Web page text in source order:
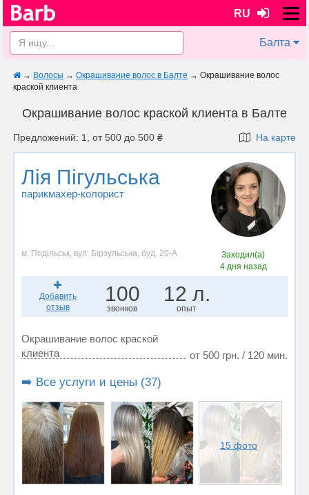
RU
Балта
→ Волосы → Окрашивание волос в Балте → Окрашивание волос
краской клиента
Окрашивание волос краской клиента в Балте
Предложений: 1, от 500 до 500 ₴ На карте
Лія Пігульська
парикмахер-колорист
м. Подільськ, вул. Бірзульська, буд. 20-А
Заходил(а)
4 дня назад
Добавить
отзыв
100
звонков
12 л.
опыт
Окрашивание волос краской
клиента
от 500 грн. / 120 мин.
➡️ Все услуги и цены (37)
15 фото